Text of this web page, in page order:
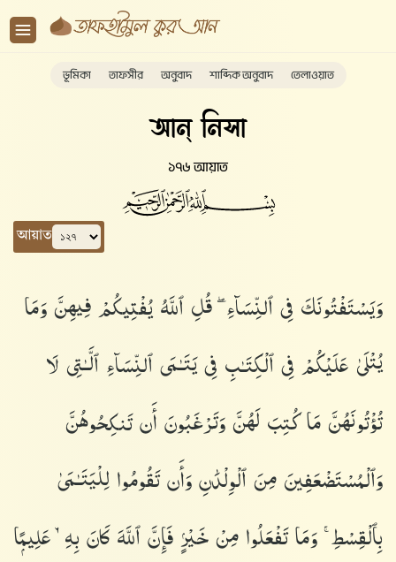
ভূমিকা তাফসীর অনুবাদ শাব্দিক অনুবাদ তেলাওয়াত
আন্ নিসা
১৭৬ আয়াত
আয়াত
وَيَسْتَفْتُونَكَ فِى ٱلنِّسَآءِ ۖ قُلِ ٱللَّهُ يُفْتِيكُمْ فِيهِنَّ وَمَا
يُتْلَىٰ عَلَيْكُمْ فِى ٱلْكِتَـٰبِ فِى يَتَـٰمَى ٱلنِّسَآءِ ٱلَّـٰتِى لَا
تُؤْتُونَهُنَّ مَا كُتِبَ لَهُنَّ وَتَرْغَبُونَ أَن تَنكِحُوهُنَّ
وَٱلْمُسْتَضْعَفِينَ مِنَ ٱلْوِلْدَٰنِ وَأَن تَقُومُوا۟ لِلْيَتَـٰمَىٰ
بِٱلْقِسْطِ ۚ وَمَا تَفْعَلُوا۟ مِنْ خَيْرٍۢ فَإِنَّ ٱللَّهَ كَانَ بِهِۦ عَلِيمًۭا